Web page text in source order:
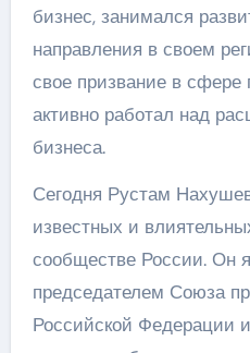
бизнес, занимался
направления в своем
свое призвание в сфере
активно работал над
бизнеса.
Сегодня Рустам
известных и
сообществе России. Он
председателем Союза
Российской Федерации